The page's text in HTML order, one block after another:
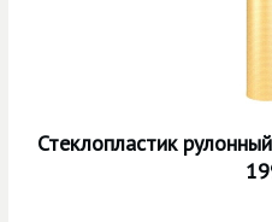
Стеклопластик